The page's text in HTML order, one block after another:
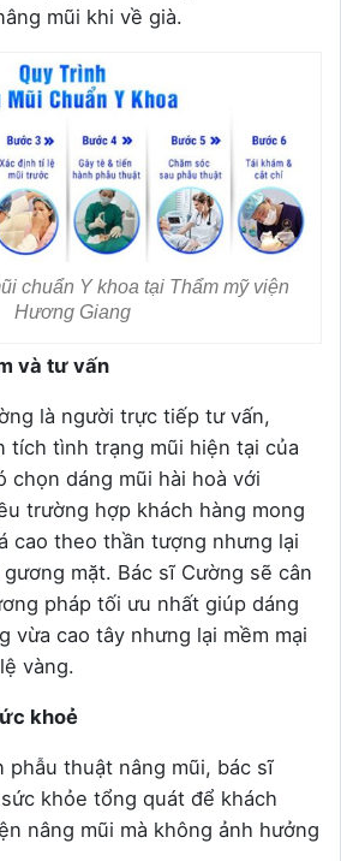
mũi khi về già.
chuẩn Y khoa tại Thẩm mỹ viện
Hương Giang
và tư vấn
là người trực tiếp tư vấn,
tích tình trạng mũi hiện tại của
chọn dáng mũi hài hoà với
trường hợp khách hàng mong
cao theo thần tượng nhưng lại
mặt. Bác sĩ Cường sẽ cân
pháp tối ưu nhất giúp dáng
vừa cao tây nhưng lại mềm mại
vàng.
khoẻ
phẫu thuật nâng mũi, bác sĩ
khỏe tổng quát để khách
nâng mũi mà không ảnh hưởng